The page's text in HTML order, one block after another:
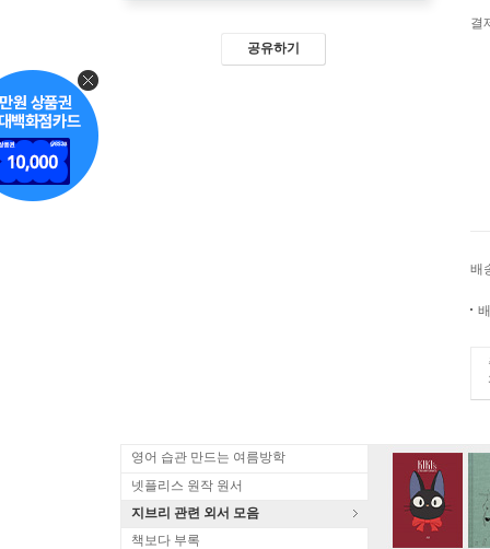
공유하기
결
배
영어 습관 만드는 여름방학
넷플리스 원작 원서
지브리 관련 외서 모음
책보다 부록